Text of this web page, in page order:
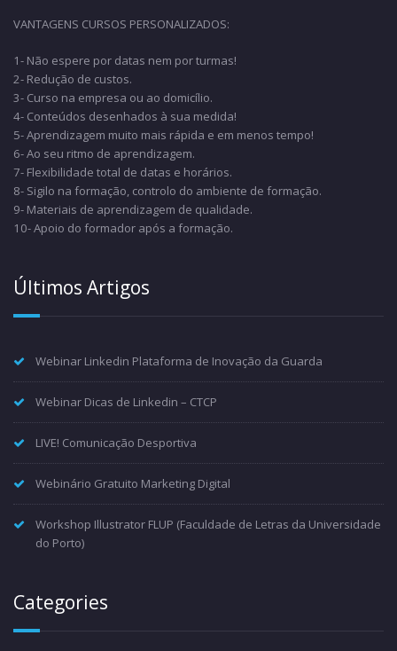
VANTAGENS CURSOS PERSONALIZADOS:
1- Não espere por datas nem por turmas!
2- Redução de custos.
3- Curso na empresa ou ao domicílio.
4- Conteúdos desenhados à sua medida!
5- Aprendizagem muito mais rápida e em menos tempo!
6- Ao seu ritmo de aprendizagem.
7- Flexibilidade total de datas e horários.
8- Sigilo na formação, controlo do ambiente de formação.
9- Materiais de aprendizagem de qualidade.
10- Apoio do formador após a formação.
Últimos Artigos
Webinar Linkedin Plataforma de Inovação da Guarda
Webinar Dicas de Linkedin – CTCP
LIVE! Comunicação Desportiva
Webinário Gratuito Marketing Digital
Workshop Illustrator FLUP (Faculdade de Letras da Universidade
do Porto)
Categories